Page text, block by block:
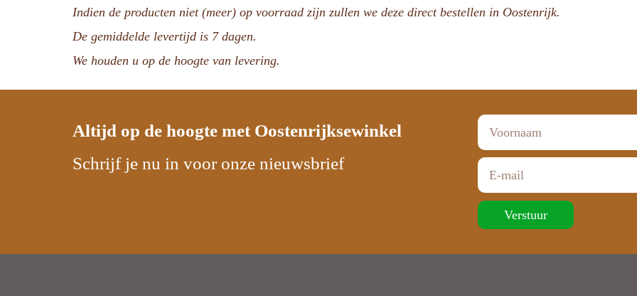
Indien de producten niet (meer) op voorraad zijn zullen we deze direct bestellen in Oostenrijk.
De gemiddelde levertijd is 7 dagen.
We houden u op de hoogte van levering.
Altijd op de hoogte met Oostenrijksewinkel
Schrijf je nu in voor onze nieuwsbrief
Verstuur